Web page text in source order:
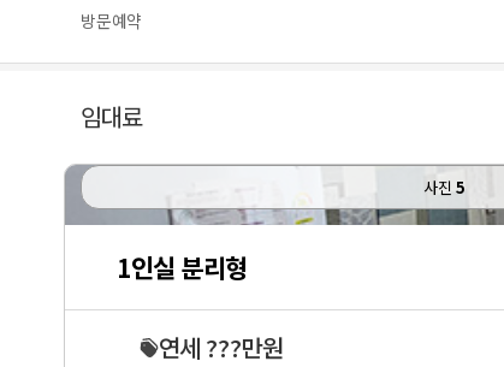
방문예약
임대료
사진 5
1인실 분리형
연세 ???만원